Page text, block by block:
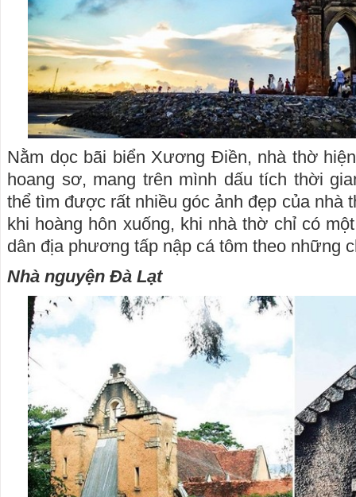
Nằm dọc bãi biển Xương Điền, nhà thờ
hoang sơ, mang trên mình dấu tích thời
thể tìm được rất nhiều góc ảnh đẹp của nhà
khi hoàng hôn xuống, khi nhà thờ chỉ có
dân địa phương tấp nập cá tôm theo những
Nhà nguyện Đà Lạt